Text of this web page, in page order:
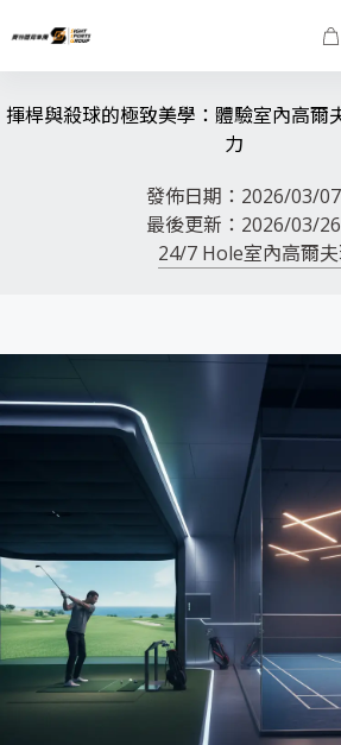
揮桿與殺球的極致美學：體驗室內高爾
力
發佈日期： 2026/03/07
最後更新： 2026/03/26
24/7 Hole室內高爾